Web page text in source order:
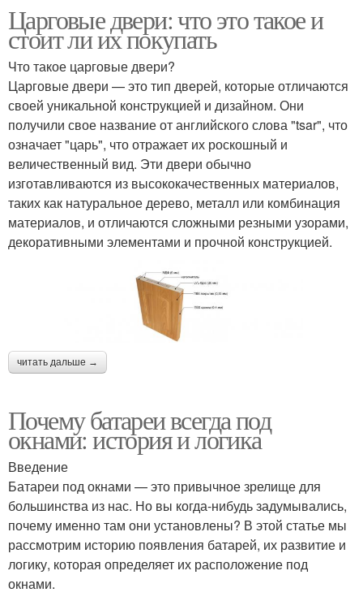
Царговые двери: что это такое и
стоит ли их покупать
Что такое царговые двери?
Царговые двери — это тип дверей, которые отличаются
своей уникальной конструкцией и дизайном. Они
получили свое название от английского слова "tsar", что
означает "царь", что отражает их роскошный и
величественный вид. Эти двери обычно
изготавливаются из высококачественных материалов,
таких как натуральное дерево, металл или комбинация
материалов, и отличаются сложными резными узорами,
декоративными элементами и прочной конструкцией.
читать дальше →
Почему батареи всегда под
окнами: история и логика
Введение
Батареи под окнами — это привычное зрелище для
большинства из нас. Но вы когда-нибудь задумывались,
почему именно там они установлены? В этой статье мы
рассмотрим историю появления батарей, их развитие и
логику, которая определяет их расположение под
окнами.